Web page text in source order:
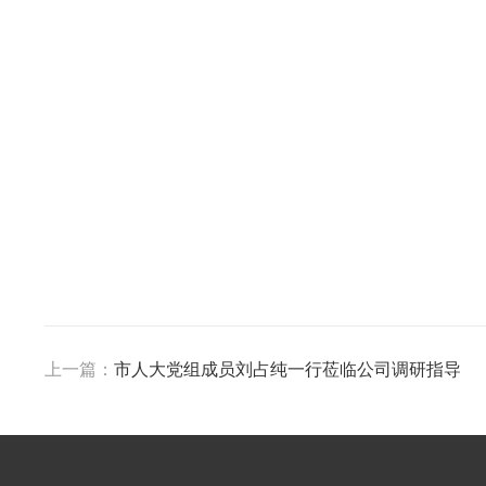
上一篇： 市人大党组成员刘占纯一行莅临公司调研指导